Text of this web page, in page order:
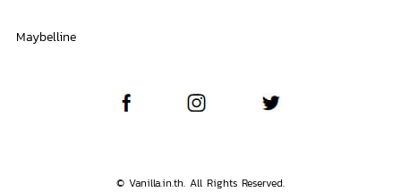
Maybelline
© Vanilla.in.th. All Rights Reserved.